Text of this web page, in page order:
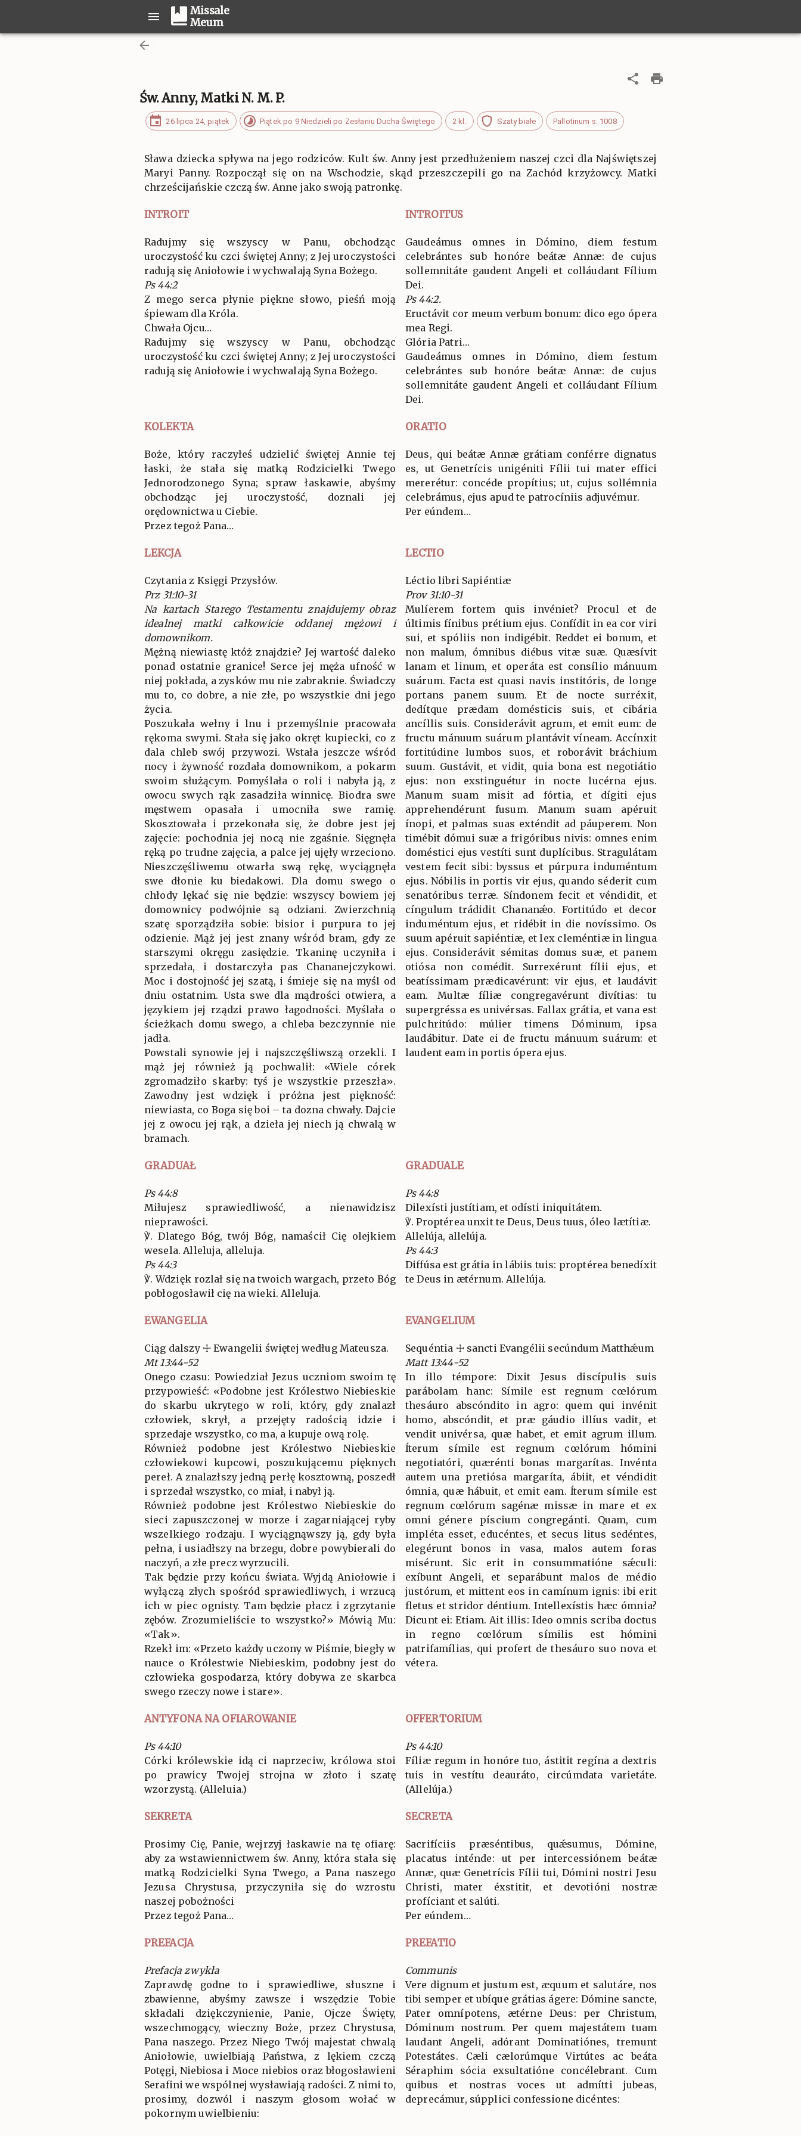
Missale
Meum
Św. Anny, Matki N. M. P.
26 lipca 24, piątek Piątek po 9 Niedzieli po Zesłaniu Ducha Świętego 2 kl. Szaty białe Pallotinum s. 1008
Sława dziecka spływa na jego rodziców. Kult św. Anny jest przedłużeniem naszej czci dla Najświętszej
Maryi Panny. Rozpoczął się on na Wschodzie, skąd przeszczepili go na Zachód krzyżowcy. Matki
chrześcijańskie czczą św. Anne jako swoją patronkę.
INTROIT INTROITUS
Radujmy się wszyscy w Panu, obchodząc
uroczystość ku czci świętej Anny; z Jej uroczystości
radują się Aniołowie i wychwalają Syna Bożego.
Ps 44:2
Z mego serca płynie piękne słowo, pieśń moją
śpiewam dla Króla.
Chwała Ojcu…
Radujmy się wszyscy w Panu, obchodząc
uroczystość ku czci świętej Anny; z Jej uroczystości
radują się Aniołowie i wychwalają Syna Bożego.
Gaudeámus omnes in Dómino, diem festum
celebrántes sub honóre beátæ Annæ: de cujus
sollemnitáte gaudent Angeli et colláudant Fílium
Dei.
Ps 44:2.
Eructávit cor meum verbum bonum: dico ego ópera
mea Regi.
Glória Patri…
Gaudeámus omnes in Dómino, diem festum
celebrántes sub honóre beátæ Annæ: de cujus
sollemnitáte gaudent Angeli et colláudant Fílium
Dei.
KOLEKTA ORATIO
Boże, który raczyłeś udzielić świętej Annie tej
łaski, że stała się matką Rodzicielki Twego
Jednorodzonego Syna; spraw łaskawie, abyśmy
obchodząc jej uroczystość, doznali jej
orędownictwa u Ciebie.
Przez tegoż Pana…
Deus, qui beátæ Annæ grátiam conférre dignatus
es, ut Genetrícis unigéniti Fílii tui mater effici
mererétur: concéde propítius; ut, cujus sollémnia
celebrámus, ejus apud te patrocíniis adjuvémur.
Per eúndem…
LEKCJA LECTIO
Czytania z Księgi Przysłów.
Prz 31:10-31
Na kartach Starego Testamentu znajdujemy obraz
idealnej matki całkowicie oddanej mężowi i
domownikom.
Mężną niewiastę któż znajdzie? Jej wartość daleko
ponad ostatnie granice! Serce jej męża ufność w
niej pokłada, a zysków mu nie zabraknie. Świadczy
mu to, co dobre, a nie złe, po wszystkie dni jego
życia.
Poszukała wełny i lnu i przemyślnie pracowała
rękoma swymi. Stała się jako okręt kupiecki, co z
dala chleb swój przywozi. Wstała jeszcze wśród
nocy i żywność rozdała domownikom, a pokarm
swoim służącym. Pomyślała o roli i nabyła ją, z
owocu swych rąk zasadziła winnicę. Biodra swe
męstwem opasała i umocniła swe ramię.
Skosztowała i przekonała się, że dobre jest jej
zajęcie: pochodnia jej nocą nie zgaśnie. Sięgnęła
ręką po trudne zajęcia, a palce jej ujęły wrzeciono.
Nieszczęśliwemu otwarła swą rękę, wyciągnęła
swe dłonie ku biedakowi. Dla domu swego o
chłody lękać się nie będzie: wszyscy bowiem jej
domownicy podwójnie są odziani. Zwierzchnią
szatę sporządziła sobie: bisior i purpura to jej
odzienie. Mąż jej jest znany wśród bram, gdy ze
starszymi okręgu zasiędzie. Tkaninę uczyniła i
sprzedała, i dostarczyła pas Chananejczykowi.
Moc i dostojność jej szatą, i śmieje się na myśl od
dniu ostatnim. Usta swe dla mądrości otwiera, a
językiem jej rządzi prawo łagodności. Myślała o
ścieżkach domu swego, a chleba bezczynnie nie
jadła.
Powstali synowie jej i najszczęśliwszą orzekli. I
mąż jej również ją pochwalił: «Wiele córek
zgromadziło skarby: tyś je wszystkie przeszła».
Zawodny jest wdzięk i próżna jest piękność:
niewiasta, co Boga się boi – ta dozna chwały. Dajcie
jej z owocu jej rąk, a dzieła jej niech ją chwalą w
bramach.
Léctio libri Sapiéntiæ
Prov 31:10-31
Mulíerem fortem quis invéniet? Procul et de
últimis fínibus prétium ejus. Confídit in ea cor viri
sui, et spóliis non indigébit. Reddet ei bonum, et
non malum, ómnibus diébus vitæ suæ. Quæsívit
lanam et linum, et operáta est consílio mánuum
suárum. Facta est quasi navis institóris, de longe
portans panem suum. Et de nocte surréxit,
dedítque prædam domésticis suis, et cibária
ancíllis suis. Considerávit agrum, et emit eum: de
fructu mánuum suárum plantávit víneam. Accínxit
fortitúdine lumbos suos, et roborávit bráchium
suum. Gustávit, et vidit, quia bona est negotiátio
ejus: non exstinguétur in nocte lucérna ejus.
Manum suam misit ad fórtia, et dígiti ejus
apprehendérunt fusum. Manum suam apéruit
ínopi, et palmas suas exténdit ad páuperem. Non
timébit dómui suæ a frigóribus nivis: omnes enim
doméstici ejus vestíti sunt duplícibus. Stragulátam
vestem fecit sibi: byssus et púrpura induméntum
ejus. Nóbilis in portis vir ejus, quando séderit cum
senatóribus terræ. Síndonem fecit et véndidit, et
cíngulum trádidit Chananǽo. Fortitúdo et decor
induméntum ejus, et ridébit in die novíssimo. Os
suum apéruit sapiéntiæ, et lex cleméntiæ in lingua
ejus. Considerávit sémitas domus suæ, et panem
otiósa non comédit. Surrexérunt fílii ejus, et
beatíssimam prædicavérunt: vir ejus, et laudávit
eam. Multæ fíliæ congregavérunt divítias: tu
supergréssa es univérsas. Fallax grátia, et vana est
pulchritúdo: múlier timens Dóminum, ipsa
laudábitur. Date ei de fructu mánuum suárum: et
laudent eam in portis ópera ejus.
GRADUAŁ GRADUALE
Ps 44:8
Miłujesz sprawiedliwość, a nienawidzisz
nieprawości.
℣. Dlatego Bóg, twój Bóg, namaścił Cię olejkiem
wesela. Alleluja, alleluja.
Ps 44:3
℣. Wdzięk rozlał się na twoich wargach, przeto Bóg
pobłogosławił cię na wieki. Alleluja.
Ps 44:8
Dilexísti justítiam, et odísti iniquitátem.
℣. Proptérea unxit te Deus, Deus tuus, óleo lætítiæ.
Allelúja, allelúja.
Ps 44:3
Diffúsa est grátia in lábiis tuis: proptérea benedíxit
te Deus in ætérnum. Allelúja.
EWANGELIA EVANGELIUM
Ciąg dalszy ☩ Ewangelii świętej według Mateusza.
Mt 13:44-52
Onego czasu: Powiedział Jezus uczniom swoim tę
przypowieść: «Podobne jest Królestwo Niebieskie
do skarbu ukrytego w roli, który, gdy znalazł
człowiek, skrył, a przejęty radością idzie i
sprzedaje wszystko, co ma, a kupuje ową rolę.
Również podobne jest Królestwo Niebieskie
człowiekowi kupcowi, poszukującemu pięknych
pereł. A znalazłszy jedną perłę kosztowną, poszedł
i sprzedał wszystko, co miał, i nabył ją.
Również podobne jest Królestwo Niebieskie do
sieci zapuszczonej w morze i zagarniającej ryby
wszelkiego rodzaju. I wyciągnąwszy ją, gdy była
pełna, i usiadłszy na brzegu, dobre powybierali do
naczyń, a złe precz wyrzucili.
Tak będzie przy końcu świata. Wyjdą Aniołowie i
wyłączą złych spośród sprawiedliwych, i wrzucą
ich w piec ognisty. Tam będzie płacz i zgrzytanie
zębów. Zrozumieliście to wszystko?» Mówią Mu:
«Tak».
Rzekł im: «Przeto każdy uczony w Piśmie, biegły w
nauce o Królestwie Niebieskim, podobny jest do
człowieka gospodarza, który dobywa ze skarbca
swego rzeczy nowe i stare».
Sequéntia ☩ sancti Evangélii secúndum Matthǽum
Matt 13:44-52
In illo témpore: Dixit Jesus discípulis suis
parábolam hanc: Símile est regnum cœlórum
thesáuro abscóndito in agro: quem qui invénit
homo, abscóndit, et præ gáudio illíus vadit, et
vendit univérsa, quæ habet, et emit agrum illum.
Íterum símile est regnum cœlórum hómini
negotiatóri, quærénti bonas margarítas. Invénta
autem una pretiósa margaríta, ábiit, et véndidit
ómnia, quæ hábuit, et emit eam. Íterum símile est
regnum cœlórum sagénæ missæ in mare et ex
omni génere píscium congregánti. Quam, cum
impléta esset, educéntes, et secus litus sedéntes,
elegérunt bonos in vasa, malos autem foras
misérunt. Sic erit in consummatióne sǽculi:
exíbunt Angeli, et separábunt malos de médio
justórum, et mittent eos in camínum ignis: ibi erit
fletus et stridor déntium. Intellexístis hæc ómnia?
Dicunt ei: Etiam. Ait illis: Ideo omnis scriba doctus
in regno cœlórum símilis est hómini
patrifamílias, qui profert de thesáuro suo nova et
vétera.
ANTYFONA NA OFIAROWANIE OFFERTORIUM
Ps 44:10
Córki królewskie idą ci naprzeciw, królowa stoi
po prawicy Twojej strojna w złoto i szatę
wzorzystą. (Alleluia.)
Ps 44:10
Fíliæ regum in honóre tuo, ástitit regína a dextris
tuis in vestítu deauráto, circúmdata varietáte.
(Allelúja.)
SEKRETA SECRETA
Prosimy Cię, Panie, wejrzyj łaskawie na tę ofiarę:
aby za wstawiennictwem św. Anny, która stała się
matką Rodzicielki Syna Twego, a Pana naszego
Jezusa Chrystusa, przyczyniła się do wzrostu
naszej pobożności
Przez tegoż Pana…
Sacrifíciis præséntibus, quǽsumus, Dómine,
placatus inténde: ut per intercessiónem beátæ
Annæ, quæ Genetrícis Fílii tui, Dómini nostri Jesu
Christi, mater éxstitit, et devotióni nostræ
profíciant et salúti.
Per eúndem…
PREFACJA PREFATIO
Prefacja zwykła
Zaprawdę godne to i sprawiedliwe, słuszne i
zbawienne, abyśmy zawsze i wszędzie Tobie
składali dziękczynienie, Panie, Ojcze Święty,
wszechmogący, wieczny Boże, przez Chrystusa,
Pana naszego. Przez Niego Twój majestat chwalą
Aniołowie, uwielbiają Państwa, z lękiem czczą
Potęgi, Niebiosa i Moce niebios oraz błogosławieni
Serafini we wspólnej wysławiają radości. Z nimi to,
prosimy, dozwól i naszym głosom wołać w
pokornym uwielbieniu:
Communis
Vere dignum et justum est, æquum et salutáre, nos
tibi semper et ubíque grátias ágere: Dómine sancte,
Pater omnípotens, ætérne Deus: per Christum,
Dóminum nostrum. Per quem majestátem tuam
laudant Angeli, adórant Dominatiónes, tremunt
Potestátes. Cæli cælorúmque Virtútes ac beáta
Séraphim sócia exsultatióne concélebrant. Cum
quibus et nostras voces ut admítti jubeas,
deprecámur, súpplici confessione dicéntes: